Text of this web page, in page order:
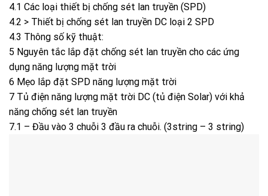
4.1 Các loại thiết bị chống sét lan truyền (SPD)
4.2 > Thiết bị chống sét lan truyền DC loại 2 SPD
4.3 Thông số kỹ thuật:
5 Nguyên tắc lắp đặt chống sét lan truyền cho các ứng
dụng năng lượng mặt trời
6 Mẹo lắp đặt SPD năng lượng mặt trời
7 Tủ điện năng lượng mặt trời DC (tủ điện Solar) với khả
năng chống sét lan truyền
7.1 – Đầu vào 3 chuỗi 3 đầu ra chuỗi. (3string – 3 string)